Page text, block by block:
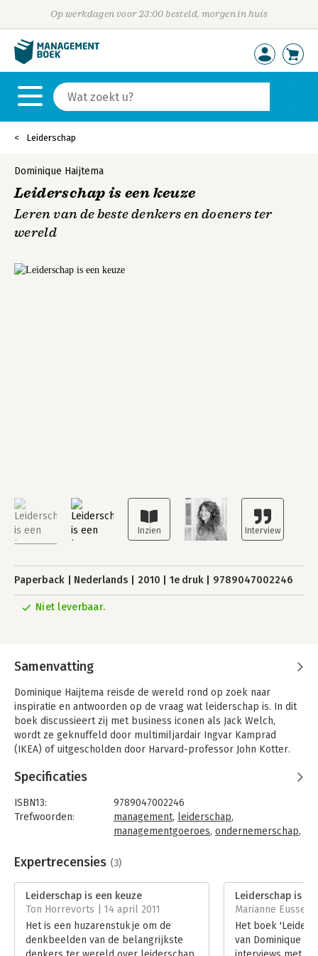
Op werkdagen voor 23:00 besteld, morgen in huis
Leiderschap
Dominique Haijtema
Leiderschap is een keuze
Leren van de beste denkers en doeners ter
wereld
Paperback Nederlands 2010 1e druk 9789047002246
Niet leverbaar.
Samenvatting
Dominique Haijtema reisde de wereld rond op zoek naar
inspiratie en antwoorden op de vraag wat leiderschap is. In dit
boek discussieert zij met business iconen als Jack Welch,
wordt ze geknuffeld door multimiljardair Ingvar Kamprad
(IKEA) of uitgescholden door Harvard-professor John Kotter.
In 26 bijzondere portretten presenteert zij het gedachtegoed
van wereldleiders en managementgoeroes en laat zien wat er
nodig is om topprestaties te leveren. Leiderschap is vooral een
keuze. Het is geen vaardigheid die je op een businessschool
leert. Net als bij golfsurfen zul je vroeg of laat het water in
Het resultaat van haar zoektocht is een prachtige weergave
van de schoonheid en complexiteit van leiderschap. Leer
bijvoorbeeld van Desmond Tutu hoe krachtig compassie is en
van Jim Collins wat het betekent om excellent te zijn.
'Door haar confronterende aanpak zet Dominique deze global
leaders op scherp' -
Specificaties
ISBN13:
9789047002246
Trefwoorden:
management, leiderschap,
managementgoeroes, ondernemerschap,
inspiratie
Bindwijze:
paperback
Aantal pagina's:
255
Uitgever:
Business Contact
Druk:
1
Verschijningsdatum:
1-4-2010
Expertrecensies (3)
Leiderschap is een keuze
Ton Horrevorts | 14 april 2011
Het is een huzarenstukje om de
denkbeelden van de belangrijkste
Leiderschap is
Marianne Eussen
Het boek
van Dominique